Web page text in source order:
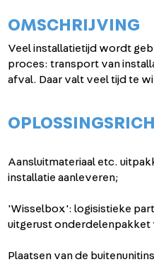
OMSCHRIJVING
Veel installatietijd wordt
proces: transport van
afval. Daar valt veel tijd te
Aansluitmateriaal etc.
installatie aanleveren;
'Wisselbox': logisistieke
uitgerust onderdelenpakket
Plaatsen van de